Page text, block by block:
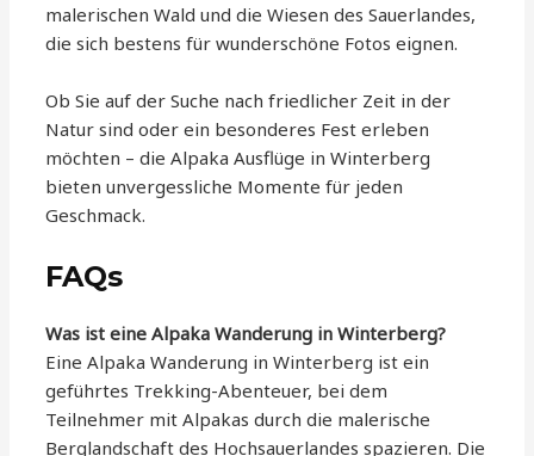
malerischen Wald und die Wiesen des Sauerlandes,
die sich bestens für wunderschöne Fotos eignen.
Ob Sie auf der Suche nach friedlicher Zeit in der
Natur sind oder ein besonderes Fest erleben
möchten – die Alpaka Ausflüge in Winterberg
bieten unvergessliche Momente für jeden
Geschmack.
FAQs
Was ist eine Alpaka Wanderung in Winterberg?
Eine Alpaka Wanderung in Winterberg ist ein
geführtes Trekking-Abenteuer, bei dem
Teilnehmer mit Alpakas durch die malerische
Berglandschaft des Hochsauerlandes spazieren. Die